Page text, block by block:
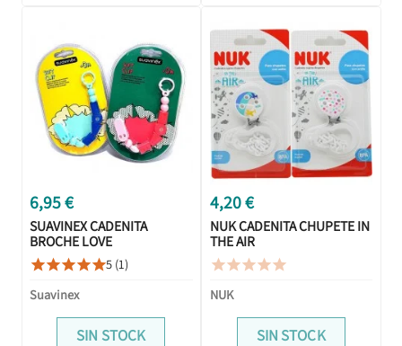
6,95 €
SUAVINEX CADENITA
BROCHE LOVE
5 (1)
Suavinex
SIN STOCK
4,20 €
NUK CADENITA CHUPETE IN
THE AIR

NUK
SIN STOCK